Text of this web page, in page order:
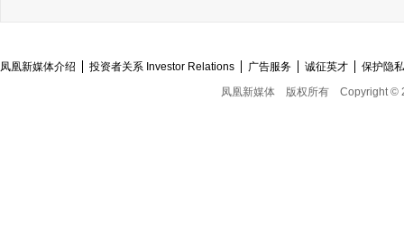
凤凰新媒体介绍 投资者关系 Investor Relations 广告服务 诚征英才
保护隐
凤凰新媒体
版权所有 Copyright ©